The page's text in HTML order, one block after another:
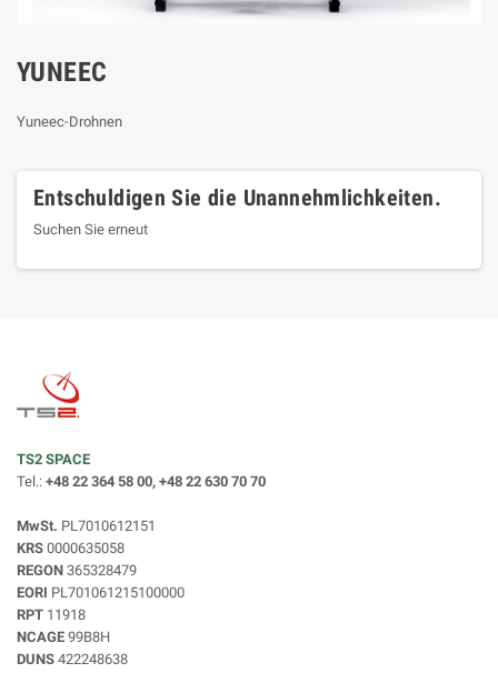
YUNEEC
Yuneec-Drohnen
Entschuldigen Sie die Unannehmlichkeiten.
Suchen Sie erneut
TS2 SPACE
Tel.: +48 22 364 58 00, +48 22 630 70 70
MwSt. PL7010612151
KRS 0000635058
REGON 365328479
EORI PL701061215100000
RPT 11918
NCAGE 99B8H
DUNS 422248638